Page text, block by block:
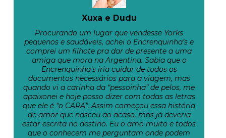
Xuxa e Dudu
Procurando um lugar que vendesse Yorks
pequenos e saudáveis, achei o Encrenquinha’s e
comprei um filhote pra dar de presente a uma
amiga que mora na Argentina. Sabia que o
Encrenquinha’s iria cuidar de todos os
documentos necessários para a viagem, mas
quando vi a carinha da “pessoinha” de pelos, me
apaixonei e hoje posso dizer com todas as letras
que ele é “o CARA”. Assim começou essa história
de amor que nasceu ao acaso, mas já deveria
estar escrita no destino. Eu o amo muito e todos
que o conhecem me perguntam onde podem